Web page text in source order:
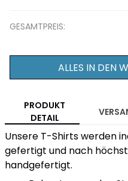
GESAMTPREIS:
ALLES IN DEN
PRODUKT
DETAIL
Unsere T-Shirts werden
gefertigt und nach
handgefertigt.